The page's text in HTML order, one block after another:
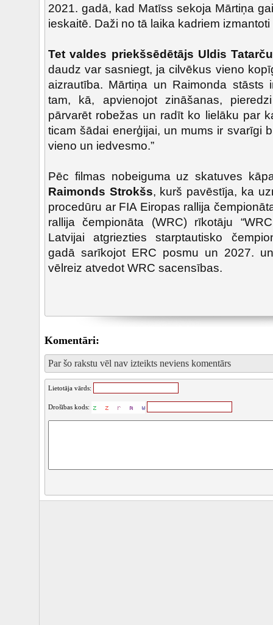
2021. gadā, kad Matīss sekoja Mārtiņa
ieskaitē. Daži no tā laika kadriem
Tet valdes priekšsēdētājs Uldis
daudz var sasniegt, ja cilvēkus vieno
aizrautība. Mārtiņa un Raimonda stāsts
tam, kā, apvienojot zināšanas,
pārvarēt robežas un radīt ko lielāku par
ticam šādai enerģijai, un mums ir svarīgi
vieno un iedvesmo.”
Pēc filmas nobeiguma uz skatuves
Raimonds Strokšs, kurš pavēstīja, ka
procedūru ar FIA Eiropas rallija
rallija čempionāta (WRC) rīkotāju
Latvijai atgriezties starptautisko
gadā sarīkojot ERC posmu un 2027.
vēlreiz atvedot WRC sacensības.
Komentāri:
Par šo rakstu vēl nav izteikts neviens komentārs
Lietotāja vārds:
Drošības kods: